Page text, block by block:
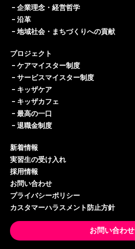
– 企業理念・経営哲学
– 沿革
– 地域社会・まちづくりへの貢献
プロジェクト
– ケアマイスター制度
– サービスマイスター制度
– キッザケア
– キッザカフェ
– 最高の一口
– 退職金制度
新着情報
実習生の受け入れ
採用情報
お問い合わせ
プライバシーポリシー
カスタマーハラスメント防止方針
お問い合わせ